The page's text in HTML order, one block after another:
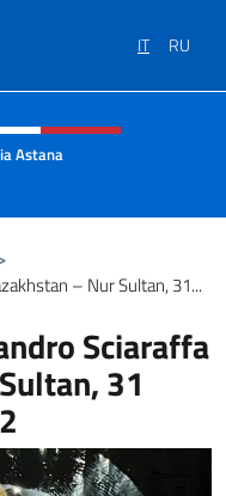
IT RU
e menù
Astana
– Nur Sultan, 31...
Sciaraffa
31